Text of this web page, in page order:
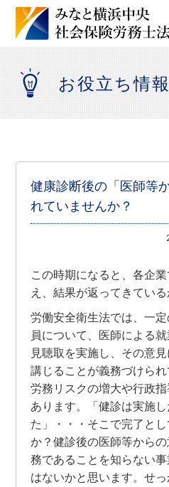
お役立ち情報
健康診断後の「医師等
れていませんか？
この時期になると、各企
え、結果が返ってきている
労働安全衛生法では、一
員について、医師による
見聴取を実施し、その意
講じることが義務づけら
労務リスクの増大や行政
あります。「健診は実施
た」・・・そこで完了と
か？健診後の医師等から
務であることを知らない
はないかと思います。せ